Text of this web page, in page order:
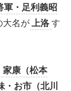
軍・足利義昭
大名が 上洛 す
家康（松本
・お市（北川